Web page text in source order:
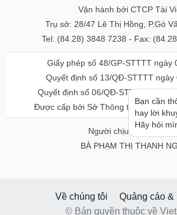
Vận hành bởi CTCP Tài
Trụ sở: 28/47 Lê Thị Hồng, P.Gò
Tel: (84.28) 3848 7238 - Fax:
Giấy phép số 48/GP-STTTT ngày
Quyết định số 13/QĐ-STTTT ngày
Quyết định số 06/QĐ-STTTT-ICP
Được cấp bởi Sở Thông tin và Truyền
Người chịu trách nhiệm
BÀ PHẠM THỊ THANH
Về chúng tôi
Quảng cáo &
© Bản quyền thuộc về
Bạn cần
hay lời
Hãy hỏi